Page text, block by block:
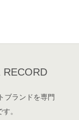
RECORD
ブランドを専門
。